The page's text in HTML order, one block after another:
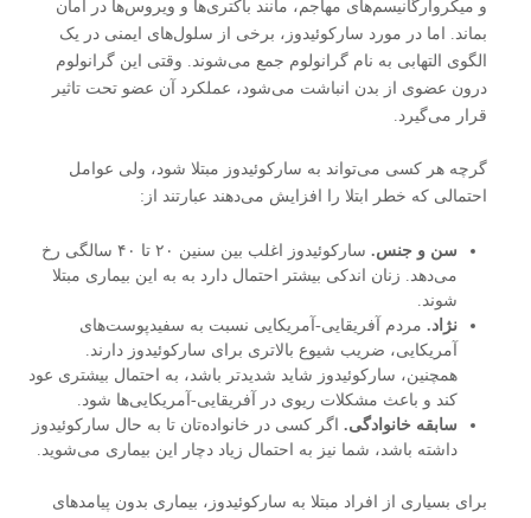
و میکروارگانیسم‌های مهاجم، مانند باکتری‌ها و ویروس‌ها در امان
بماند. اما در مورد سارکوئیدوز، برخی از سلول‌های ایمنی در یک
الگوی التهابی به نام گرانولوم جمع می‌شوند. وقتی این گرانولوم
درون عضوی از بدن انباشت می‌شود، عملکرد آن عضو تحت تاثیر
قرار می‌گیرد.
گرچه هر کسی می‌تواند به سارکوئیدوز مبتلا شود، ولی عوامل
احتمالی که خطر ابتلا را افزایش می‌دهند عبارتند از:
سن و جنس.
سارکوئیدوز اغلب بین سنین ۲۰ تا ۴۰ سالگی رخ
می‌دهد. زنان اندکی بیشتر احتمال دارد به به این بیماری مبتلا
شوند.
نژاد.مردم آفریقایی-آمریکایی نسبت به سفیدپوست‌های
آمریکایی، ضریب شیوع بالاتری برای سارکوئیدوز دارند.
همچنین، سارکوئیدوز شاید شدیدتر باشد، به احتمال بیشتری عود
‌کند و باعث مشکلات ریوی در آفریقایی-آمریکایی‌ها ‌شود.
سابقه خانوادگی.اگر کسی در خانواده‌تان تا به حال سارکوئیدوز
داشته باشد، شما نیز به احتمال زیاد دچار این بیماری می‌شوید.
برای بسیاری از افراد مبتلا به سارکوئیدوز، بیماری بدون پیامدهای